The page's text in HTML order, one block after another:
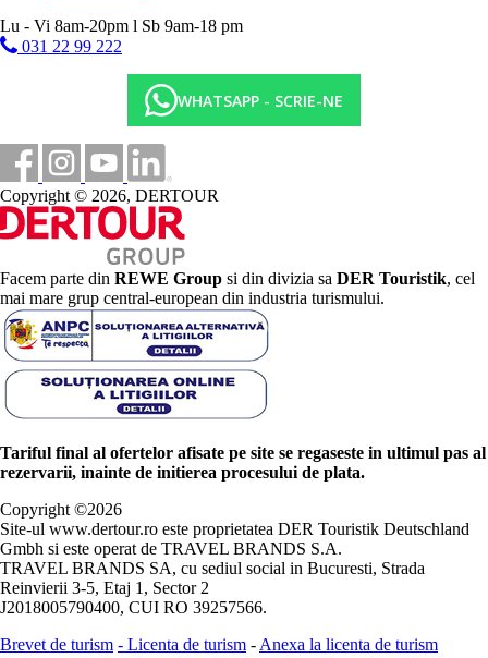
Lu - Vi 8am-20pm l Sb 9am-18 pm
031 22 99 222
WHATSAPP - SCRIE-NE
Copyright © 2026, DERTOUR
Facem parte din REWE Group si din divizia sa DER Touristik, cel
mai mare grup central-european din industria turismului.
Tariful final al ofertelor afisate pe site se regaseste in ultimul pas al
rezervarii, inainte de initierea procesului de plata.
Copyright ©2026
Site-ul www.dertour.ro este proprietatea DER Touristik Deutschland
Gmbh si este operat de TRAVEL BRANDS S.A.
TRAVEL BRANDS SA, cu sediul social in Bucuresti, Strada
Reinvierii 3-5, Etaj 1, Sector 2
J2018005790400, CUI RO 39257566.
Brevet de turism - Licenta de turism - Anexa la licenta de turism